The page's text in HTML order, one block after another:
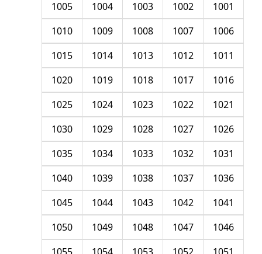
1001
1002
1003
1004
1005
1006
1007
1008
1009
1010
1011
1012
1013
1014
1015
1016
1017
1018
1019
1020
1021
1022
1023
1024
1025
1026
1027
1028
1029
1030
1031
1032
1033
1034
1035
1036
1037
1038
1039
1040
1041
1042
1043
1044
1045
1046
1047
1048
1049
1050